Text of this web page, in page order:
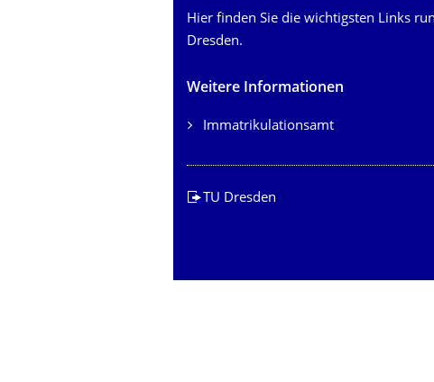
Hier finden Sie die wichtigsten Links
Dresden.
Weitere Informationen
Immatrikulationsamt
TU Dresden